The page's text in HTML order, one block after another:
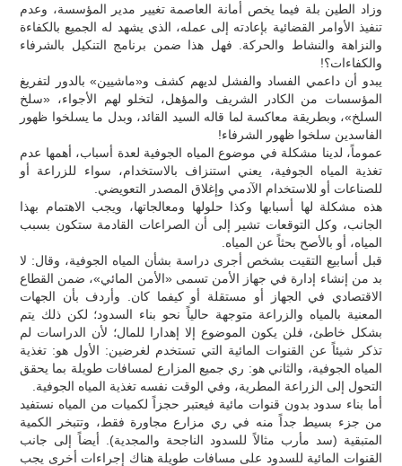
وزاد الطين بلة فيما يخص أمانة العاصمة تغيير مدير المؤسسة، وعدم
تنفيذ الأوامر القضائية بإعادته إلى عمله، الذي يشهد له الجميع بالكفاءة
والنزاهة والنشاط والحركة. فهل هذا ضمن برنامج التنكيل بالشرفاء
والكفاءات؟!
يبدو أن داعمي الفساد والفشل لديهم كشف و«ماشيين» بالدور لتفريغ
المؤسسات من الكادر الشريف والمؤهل، لتخلو لهم الأجواء، «سلخ
السلخ»، وبطريقة معاكسة لما قاله السيد القائد، وبدل ما يسلخوا ظهور
الفاسدين سلخوا ظهور الشرفاء!
عموماً، لدينا مشكلة في موضوع المياه الجوفية لعدة أسباب، أهمها عدم
تغذية المياه الجوفية، يعني استنزاف بالاستخدام، سواء للزراعة أو
للصناعات أو للاستخدام الآدمي وإغلاق المصدر التعويضي.
هذه مشكلة لها أسبابها وكذا حلولها ومعالجاتها، ويجب الاهتمام بهذا
الجانب، وكل التوقعات تشير إلى أن الصراعات القادمة ستكون بسبب
المياه، أو بالأصح بحثاً عن المياه.
قبل أسابيع التقيت بشخص أجرى دراسة بشأن المياه الجوفية، وقال: لا
بد من إنشاء إدارة في جهاز الأمن تسمى «الأمن المائي»، ضمن القطاع
الاقتصادي في الجهاز أو مستقلة أو كيفما كان. وأردف بأن الجهات
المعنية بالمياه والزراعة متوجهة حالياً نحو بناء السدود؛ لكن ذلك يتم
بشكل خاطئ، فلن يكون الموضوع إلا إهدارا للمال؛ لأن الدراسات لم
تذكر شيئاً عن القنوات المائية التي تستخدم لغرضين: الأول هو: تغذية
المياه الجوفية، والثاني هو: ري جميع المزارع لمسافات طويلة بما يحقق
التحول إلى الزراعة المطرية، وفي الوقت نفسه تغذية المياه الجوفية.
أما بناء سدود بدون قنوات مائية فيعتبر حجزاً لكميات من المياه نستفيد
من جزء بسيط جداً منه في ري مزارع مجاورة فقط، وتتبخر الكمية
المتبقية (سد مأرب مثالاً للسدود الناجحة والمجدية). أيضاً إلى جانب
القنوات المائية للسدود على مسافات طويلة هناك إجراءات أخرى يجب